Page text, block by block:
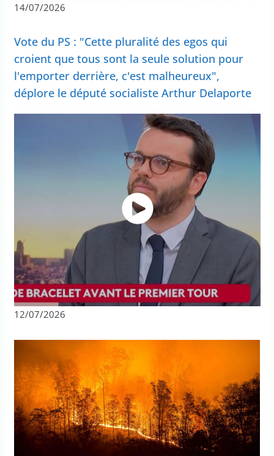
14/07/2026
Vote du PS : "Cette pluralité des egos qui
croient que tous sont la seule solution pour
l'emporter derrière, c'est malheureux",
déplore le député socialiste Arthur Delaporte
12/07/2026